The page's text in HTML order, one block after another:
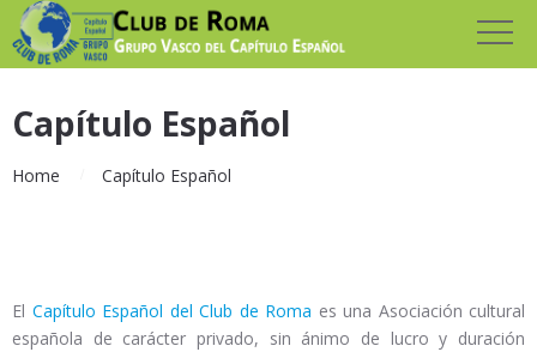
Capítulo Español
Home Capítulo Español
El Capítulo Español del Club de Roma es una Asociación cultural
española de carácter privado, sin ánimo de lucro y duración